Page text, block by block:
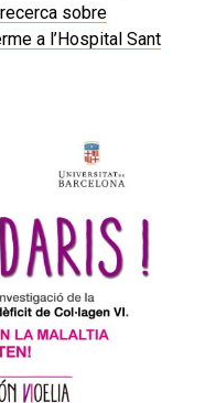
sobre
a l’Hospital Sant